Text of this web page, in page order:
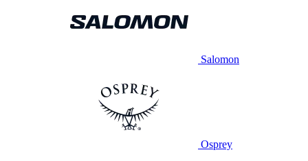
Salomon
Osprey